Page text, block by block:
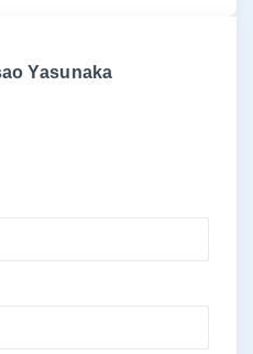
Yasunaka